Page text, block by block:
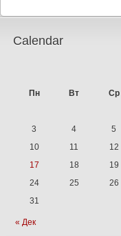
Calendar
Пн Вт Ср
« Дек
3
4 5
10
11 12
17
18 19
24
25 26
31